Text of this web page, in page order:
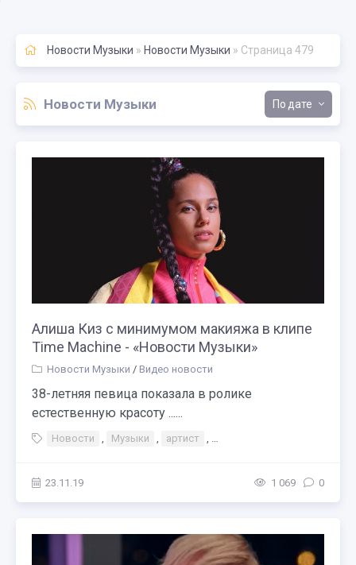
Новости Музыки » Новости Музыки » Страница 479
Новости Музыки дате
Алиша Киз с минимумом макияжа в клипе
Time Machine - «Новости Музыки»
Новости Музыки / Видео новости
38-летняя певица показала в ролике
естественную красоту ......
Новости , Музыки , артист , Алиша Киз с минимумом
23.11.19 1 069 0